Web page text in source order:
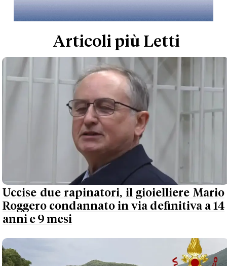
Articoli più Letti
Uccise due rapinatori, il gioielliere Mario
Roggero condannato in via definitiva a 14
anni e 9 mesi